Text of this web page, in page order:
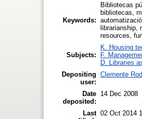
Keywords:
Bibliotecas
bibliotecas,
librarianship,
resources,
Subjects:
K. Housing
F.
D. Libraries
Depositing
user:
Clemente
Date
deposited:
14 Dec 2008
Last 02 Oct 2014